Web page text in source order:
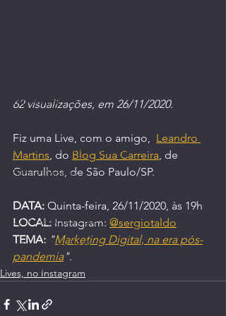
Entrevistas
Eventos | Roda de Conversa
Filmes | Vídeos
G.I.A. do Ctrl+Café
I. A. | Mundo Tech
Lives, no Instagram
62 visualizações, em 26/11/2020.
Fiz uma Live, com o amigo, Leandro
Martins , do Blog Sua Carreira , de
Guarulhos, de São Paulo/SP.
DATA: Quinta-feira, 26/11/2020, às 19h
LOCAL: Instagram: @sergiotaldo
TEMA: "Marketing Digital, na era pós-
pandemia".
Lives, no Instagram